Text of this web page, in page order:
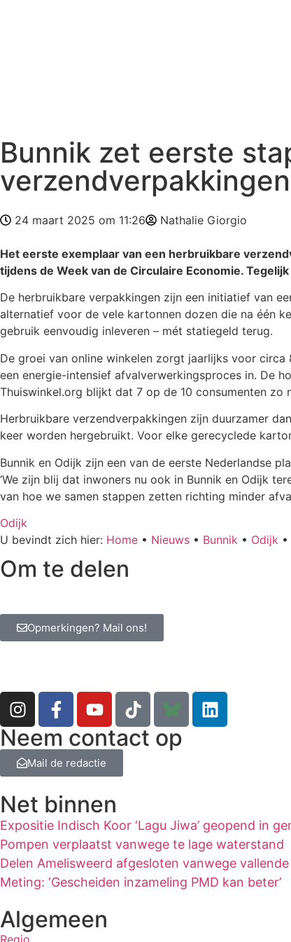
Bunnik zet eerste
verzendverpakkingen
24 maart 2025 om 11:26 Nathalie Giorgio
Het eerste exemplaar van een herbruikbare
tijdens de Week van de Circulaire Economie.
De herbruikbare verpakkingen zijn een initiatief van
alternatief voor de vele kartonnen dozen die na één
gebruik eenvoudig inleveren – mét statiegeld terug.
De groei van online winkelen zorgt jaarlijks voor
een energie-intensief afvalverwerkingsproces in. De
Thuiswinkel.org blijkt dat 7 op de 10 consumenten
Herbruikbare verzendverpakkingen zijn duurzamer
keer worden hergebruikt. Voor elke gerecyclede
Bunnik en Odijk zijn een van de eerste Nederlandse
‘We zijn blij dat inwoners nu ook in Bunnik en Odijk
van hoe we samen stappen zetten richting minder
Odijk
U bevindt zich hier: Home • Nieuws • Bunnik • Odijk •
Om te delen
Opmerkingen? Mail ons!
Neem contact op
Mail de redactie
Net binnen
Expositie Indisch Koor ‘Lagu Jiwa’ geopend in
Pompen verplaatst vanwege te lage waterstand
Delen Amelisweerd afgesloten vanwege
Meting: ‘Gescheiden inzameling PMD kan beter’
Algemeen